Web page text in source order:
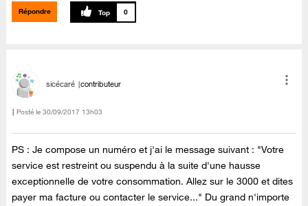
Répondre 0
sicécaré contributeur
Posté le ‎30/09/2017 13h03
PS : Je compose un numéro et j'ai le message suivant : "Votre
service est restreint ou suspendu à la suite d'une hausse
exceptionnelle de votre consommation. Allez sur le 3000 et dites
payer ma facture ou contacter le service..." Du grand n'importe